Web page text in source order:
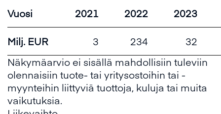
Vuosi
2021 2022 2023
Milj. EUR 3 234
32
Näkymäarvio ei sisällä mahdollisiin tuleviin
olennaisiin tuote- tai yritysostoihin tai -
myynteihin liittyviä tuottoja, kuluja tai muita
vaikutuksia.